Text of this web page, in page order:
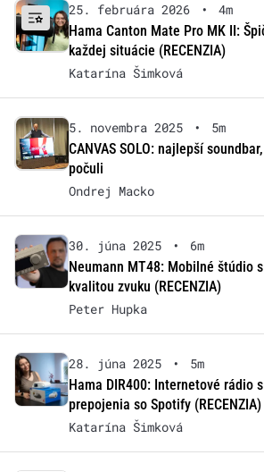
25. februára 2026 •
4m
Hama Canton Mate Pro MK II:
každej situácie (RECENZIA)
Katarína Šimková
5. novembra 2025 •
5m
CANVAS SOLO: najlepší
počuli
Ondrej Macko
30. júna 2025 •
6m
Neumann MT48: Mobilné štúdio
kvalitou zvuku (RECENZIA)
Peter Hupka
28. júna 2025 •
5m
Hama DIR400: Internetové rádio
prepojenia so Spotify (RECENZIA)
Katarína Šimková